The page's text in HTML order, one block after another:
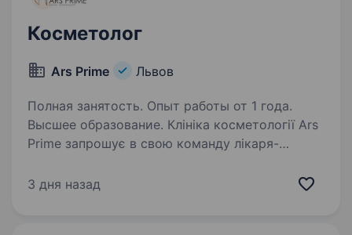
Косметолог
Ars Prime Львов
Полная занятость. Опыт работы от 1 года.
Высшее образование. Клініка косметології Ars
Prime запрошує в свою команду лікаря-
та поєднуємо досвід і професіоналізм для
3 дня назад